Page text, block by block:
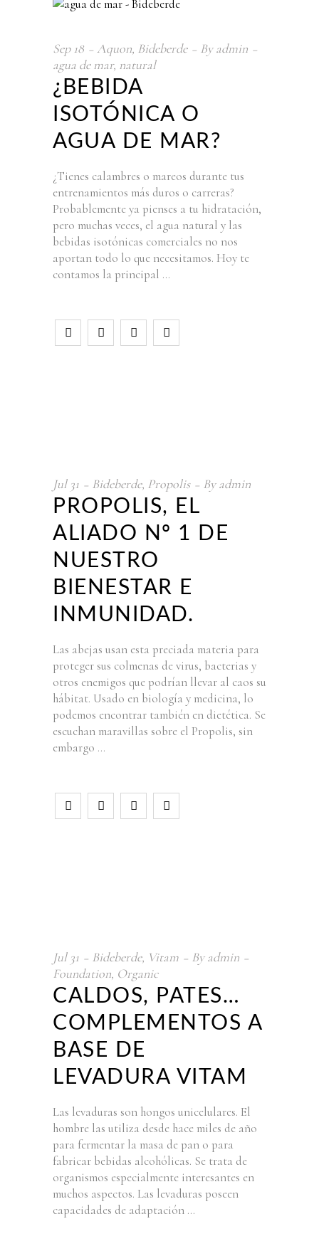
Sep 18 Aquon, Bideberde Byadmin
agua de mar, natural
¿BEBIDA
ISOTÓNICA O
AGUA DE MAR?
¿Tienes calambres o mareos durante tus
entrenamientos más duros o carreras?
Probablemente ya pienses a tu hidratación,
pero muchas veces, el agua natural y las
bebidas isotónicas comerciales no nos
aportan todo lo que necesitamos. Hoy te
contamos la principal
Jul 31 Bideberde, Propolis Byadmin
PROPOLIS, EL
ALIADO Nº 1 DE
NUESTRO
BIENESTAR E
INMUNIDAD.
Las abejas usan esta preciada materia para
proteger sus colmenas de virus, bacterias y
otros enemigos que podrían llevar al caos su
hábitat. Usado en biología y medicina, lo
podemos encontrar también en dietética. Se
escuchan maravillas sobre el Propolis, sin
embargo
Jul 31 Bideberde, Vitam Byadmin
Foundation, Organic
CALDOS, PATES…
COMPLEMENTOS A
BASE DE
LEVADURA VITAM
Las levaduras son hongos unicelulares. El
hombre las utiliza desde hace miles de año
para fermentar la masa de pan o para
fabricar bebidas alcohólicas. Se trata de
organismos especialmente interesantes en
muchos aspectos. Las levaduras poseen
capacidades de adaptación